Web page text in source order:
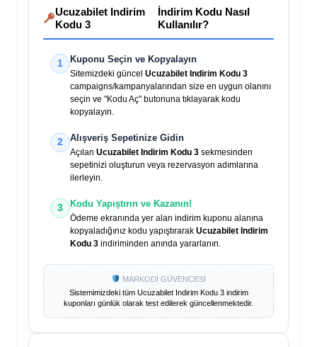
Ucuzabilet Indirim
Kodu 3
İndirim Kodu Nasıl
Kullanılır?
1 Kuponu Seçin ve Kopyalayın
Sitemizdeki güncel Ucuzabilet Indirim Kodu 3
campaigns/kampanyalarından size en uygun olanını
seçin ve "Kodu Aç" butonuna tıklayarak kodu
kopyalayın.
2 Alışveriş Sepetinize Gidin
Açılan Ucuzabilet Indirim Kodu 3 sekmesinden
sepetinizi oluşturun veya rezervasyon adımlarına
ilerleyin.
3 Kodu Yapıştırın ve Kazanın!
Ödeme ekranında yer alan indirim kuponu alanına
kopyaladığınız kodu yapıştırarak Ucuzabilet Indirim
Kodu 3 indiriminden anında yararlanın.
MARKODİ GÜVENCESİ
Sistemimizdeki tüm Ucuzabilet Indirim Kodu 3indirim
kuponları günlük olarak test edilerek güncellenmektedir.